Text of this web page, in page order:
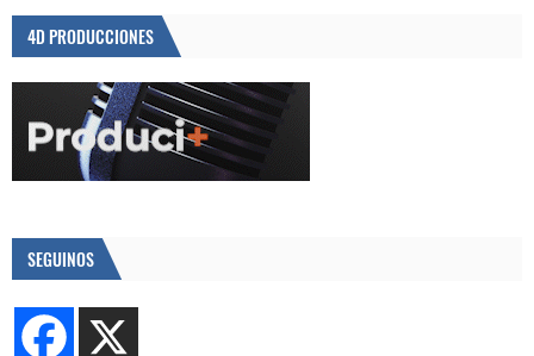
4D PRODUCCIONES
SEGUINOS